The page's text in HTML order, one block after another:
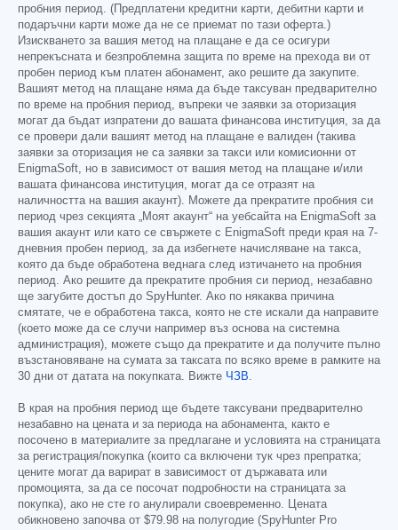
пробния период. (Предплатени кредитни карти, дебитни карти и
подаръчни карти може да не се приемат по тази оферта.)
Изискването за вашия метод на плащане е да се осигури
непрекъсната и безпроблемна защита по време на прехода ви от
пробен период към платен абонамент, ако решите да закупите.
Вашият метод на плащане няма да бъде таксуван предварително
по време на пробния период, въпреки че заявки за оторизация
могат да бъдат изпратени до вашата финансова институция, за да
се провери дали вашият метод на плащане е валиден (такива
заявки за оторизация не са заявки за такси или комисионни от
EnigmaSoft, но в зависимост от вашия метод на плащане и/или
вашата финансова институция, могат да се отразят на
наличността на вашия акаунт). Можете да прекратите пробния си
период чрез секцията „Моят акаунт“ на уебсайта на EnigmaSoft за
вашия акаунт или като се свържете с EnigmaSoft преди края на 7-
дневния пробен период, за да избегнете начисляване на такса,
която да бъде обработена веднага след изтичането на пробния
период. Ако решите да прекратите пробния си период, незабавно
ще загубите достъп до SpyHunter. Ако по някаква причина
смятате, че е обработена такса, която не сте искали да направите
(което може да се случи например въз основа на системна
администрация), можете също да прекратите и да получите пълно
възстановяване на сумата за таксата по всяко време в рамките на
30 дни от датата на покупката. Вижте ЧЗВ.
В края на пробния период ще бъдете таксувани предварително
незабавно на цената и за периода на абонамента, както е
посочено в материалите за предлагане и условията на страницата
за регистрация/покупка (които са включени тук чрез препратка;
цените могат да варират в зависимост от държавата или
промоцията, за да се посочат подробности на страницата за
покупка), ако не сте го анулирали своевременно. Цената
обикновено започва от $79.98 на полугодие (SpyHunter Pro